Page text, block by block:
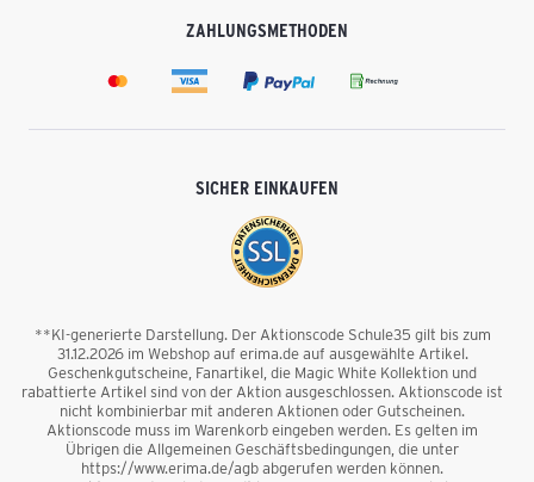
ZAHLUNGSMETHODEN
SICHER EINKAUFEN
**KI-generierte Darstellung. Der Aktionscode Schule35 gilt bis zum
31.12.2026 im Webshop auf erima.de auf ausgewählte Artikel.
Geschenkgutscheine, Fanartikel, die Magic White Kollektion und
rabattierte Artikel sind von der Aktion ausgeschlossen. Aktionscode ist
nicht kombinierbar mit anderen Aktionen oder Gutscheinen.
Aktionscode muss im Warenkorb eingeben werden. Es gelten im
Übrigen die Allgemeinen Geschäftsbedingungen, die unter
https://www.erima.de/agb abgerufen werden können.